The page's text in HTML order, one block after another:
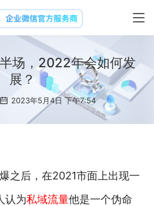
场，2022年会如何发
展？
2023年5月4日 下午7:54
之后，在2021市面上出现一
认为私域流量他是一个伪命